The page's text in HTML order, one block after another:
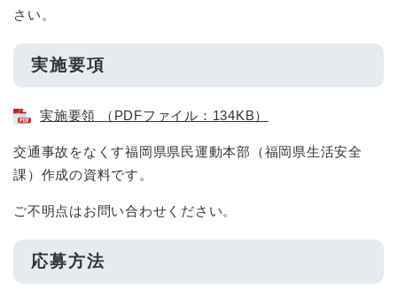
さい。
実施要項
実施要領 （PDFファイル：134KB）
交通事故をなくす福岡県県民運動本部（福岡県生活安全
課）作成の資料です。
ご不明点はお問い合わせください。
応募方法